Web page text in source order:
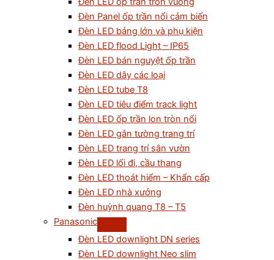
Đèn Panel ốp trần nổi cảm biến
Đèn LED bảng lớn và phụ kiện
Đèn LED flood Light – IP65
Đèn LED bán nguyệt ốp trần
Đèn LED dây các loại
Đèn LED tube T8
Đèn LED tiêu điểm track light
Đèn LED ốp trần lon tròn nổi
Đèn LED gắn tường trang trí
Đèn LED trang trí sân vườn
Đèn LED lối đi, cầu thang
Đèn LED thoát hiểm – Khẩn cấp
Đèn LED nhà xưởng
Đèn huỳnh quang T8 – T5
Panasonic
Đèn LED downlight DN series
Đèn LED downlight Neo slim